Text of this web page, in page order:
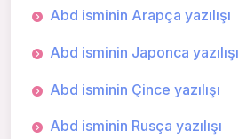
Abd isminin Arapça yazılışı
Abd isminin Japonca yazılışı
Abd isminin Çince yazılışı
Abd isminin Rusça yazılışı